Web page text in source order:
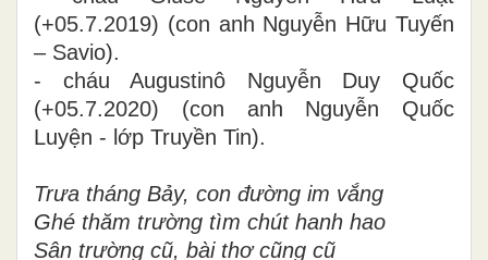
(+05.7.2019) (con anh Nguyễn Hữu Tuyến
– Savio).
- cháu Augustinô Nguyễn Duy Quốc
(+05.7.2020) (con anh Nguyễn Quốc
Luyện - lớp Truyền Tin).
Trưa tháng Bảy, con đường im vắng
Ghé thăm trường tìm chút hanh hao
Sân trường cũ, bài thơ cũng cũ